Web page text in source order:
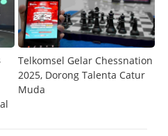
Telkomsel Gelar Chessnation
2025, Dorong Talenta Catur
Muda